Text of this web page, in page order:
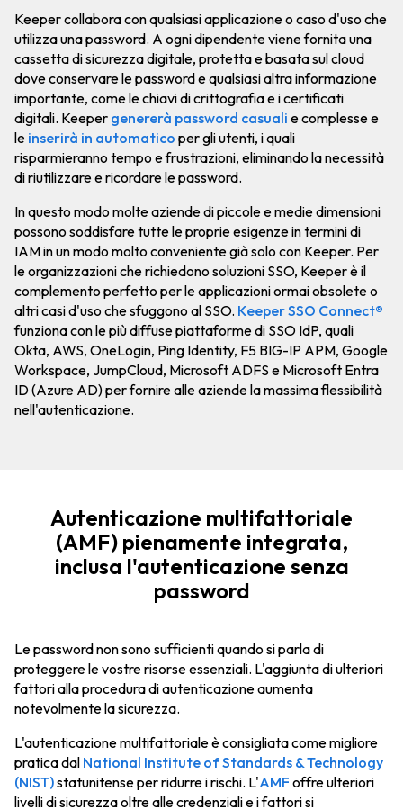
Keeper collabora con qualsiasi applicazione o caso d'uso che
utilizza una password. A ogni dipendente viene fornita una
cassetta di sicurezza digitale, protetta e basata sul cloud
dove conservare le password e qualsiasi altra informazione
importante, come le chiavi di crittografia e i certificati
digitali. Keeper genererà password casuali e complesse e
le inserirà in automatico per gli utenti, i quali
risparmieranno tempo e frustrazioni, eliminando la necessità
di riutilizzare e ricordare le password.
In questo modo molte aziende di piccole e medie dimensioni
possono soddisfare tutte le proprie esigenze in termini di
IAM in un modo molto conveniente già solo con Keeper. Per
le organizzazioni che richiedono soluzioni SSO, Keeper è il
complemento perfetto per le applicazioni ormai obsolete o
altri casi d'uso che sfuggono al SSO. Keeper SSO Connect®
funziona con le più diffuse piattaforme di SSO IdP, quali
Okta, AWS, OneLogin, Ping Identity, F5 BIG-IP APM, Google
Workspace, JumpCloud, Microsoft ADFS e Microsoft Entra
ID (Azure AD) per fornire alle aziende la massima flessibilità
nell'autenticazione.
Autenticazione multifattoriale
(AMF) pienamente integrata,
inclusa l'autenticazione senza
password
Le password non sono sufficienti quando si parla di
proteggere le vostre risorse essenziali. L'aggiunta di ulteriori
fattori alla procedura di autenticazione aumenta
notevolmente la sicurezza.
L'autenticazione multifattoriale è consigliata come migliore
pratica dal National Institute of Standards & Technology
(NIST)statunitense per ridurre i rischi. L'AMF offre ulteriori
livelli di sicurezza oltre alle credenziali e i fattori si